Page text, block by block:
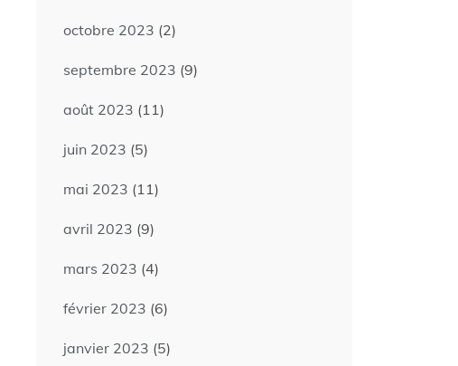
octobre 2023 (2)
septembre 2023 (9)
août 2023 (11)
juin 2023 (5)
mai 2023 (11)
avril 2023 (9)
mars 2023 (4)
février 2023 (6)
janvier 2023 (5)